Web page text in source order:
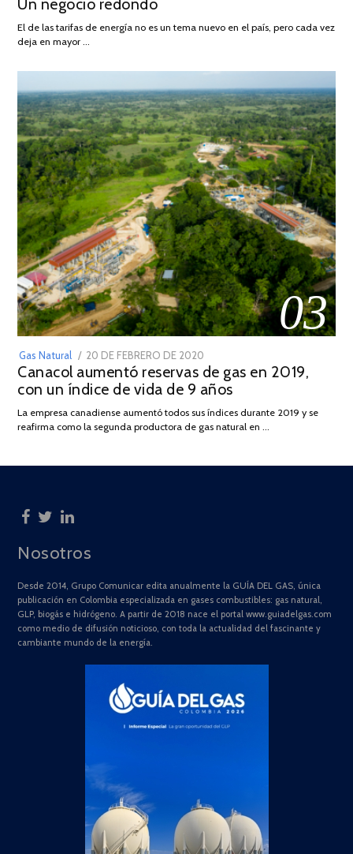
ON
DE
Un negocio redondo
El de las tarifas de energía no es un tema nuevo en el país, pero cada vez
deja en mayor …
03
Gas Natural
POSTED
ON
20 DE FEBRERO DE 2020
DE
JULIO
2025
Canacol aumentó reservas de gas en 2019,
con un índice de vida de 9 años
La empresa canadiense aumentó todos sus índices durante 2019 y se
reafirma como la segunda productora de gas natural en …
Nosotros
Desde 2014, Grupo Comunicar edita anualmente la GUÍA DEL GAS, única
publicación en Colombia especializada en gases combustibles: gas natural,
GLP, biogás e hidrógeno. A partir de 2018 nace el portal www.guiadelgas.com
como medio de difusión noticioso, con toda la actualidad del fascinante y
cambiante mundo de la energía.